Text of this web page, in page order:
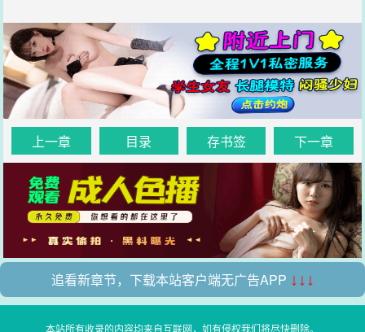
上一章 目录 存书签 下一章
追看新章节，下载本站客户端无广告APP ↓↓↓
本站所有收录的内容均来自互联网，如有侵权我们将尽快删除。